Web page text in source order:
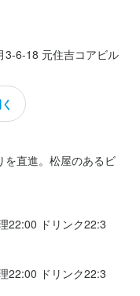
ポイント。
好きにもたまらない構
。
大満足！( ˊ̱˂˃ˋ̱ )
3-6-18 元住吉コアビル
を直進。松屋のあるビ
22:00 ドリンク22:3
22:00 ドリンク22:3
ジ
ございます。
で、「地元でコミュニ
ジ